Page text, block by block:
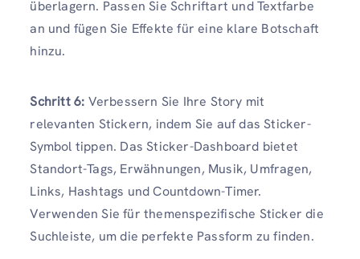
überlagern. Passen Sie Schriftart und Textfarbe
an und fügen Sie Effekte für eine klare Botschaft
hinzu.
Schritt 6: Verbessern Sie Ihre Story mit
relevanten Stickern, indem Sie auf das Sticker-
Symbol tippen. Das Sticker-Dashboard bietet
Standort-Tags, Erwähnungen, Musik, Umfragen,
Links, Hashtags und Countdown-Timer.
Verwenden Sie für themenspezifische Sticker die
Suchleiste, um die perfekte Passform zu finden.